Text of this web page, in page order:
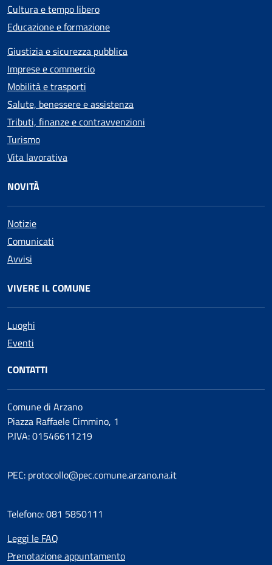
Cultura e tempo libero
Educazione e formazione
Giustizia e sicurezza pubblica
Imprese e commercio
Mobilità e trasporti
Salute, benessere e assistenza
Tributi, finanze e contravvenzioni
Turismo
Vita lavorativa
NOVITÀ
Notizie
Comunicati
Avvisi
VIVERE IL COMUNE
Luoghi
Eventi
CONTATTI
Comune di Arzano
Piazza Raffaele Cimmino, 1
P.IVA: 01546611219
PEC: protocollo@pec.comune.arzano.na.it
Telefono: 081 5850111
Leggi le FAQ
Prenotazione appuntamento